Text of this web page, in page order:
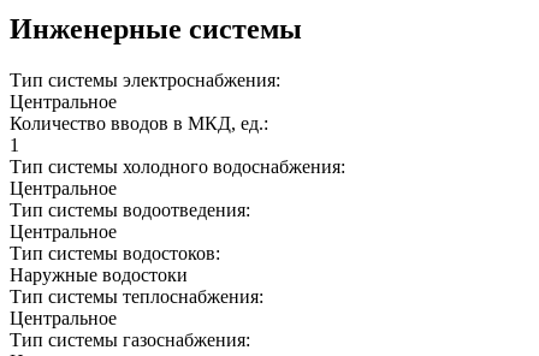
Инженерные системы
Тип системы электроснабжения:
Центральное
Количество вводов в МКД, ед.:
1
Тип системы холодного водоснабжения:
Центральное
Тип системы водоотведения:
Центральное
Тип системы водостоков:
Наружные водостоки
Тип системы теплоснабжения:
Центральное
Тип системы газоснабжения: